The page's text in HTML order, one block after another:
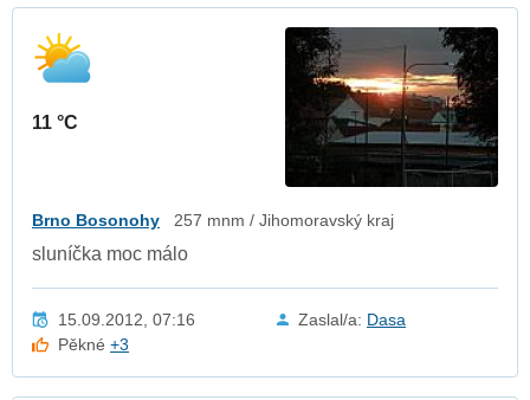
11 °C
Brno Bosonohy 257 mnm / Jihomoravský kraj
sluníčka moc málo
15.09.2012, 07:16 Zaslal/a: Dasa
Pěkné+3